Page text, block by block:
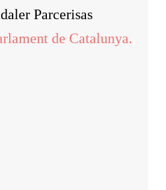
Parcerisas
de Catalunya.